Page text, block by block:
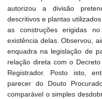
autorizou a divisão
descritivos e plantas
as construções erigidas
existência delas. Observou,
enquadra na legislação de
relação direta com o
Registrador. Posto isto,
parecer do Douto
comparável o simples